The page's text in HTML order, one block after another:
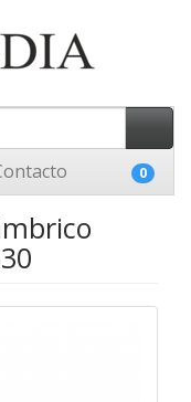
0